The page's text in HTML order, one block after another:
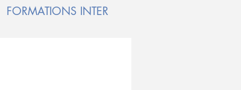
FORMATIONS INTER